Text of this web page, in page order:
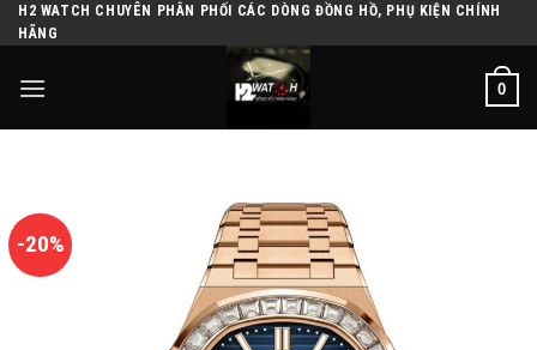
Skip
to
content
H2 WATCH CHUYÊN PHÂN PHỐI CÁC DÒNG ĐỒNG HỒ, PHỤ KIỆN CHÍNH
HÃNG
0
-20%